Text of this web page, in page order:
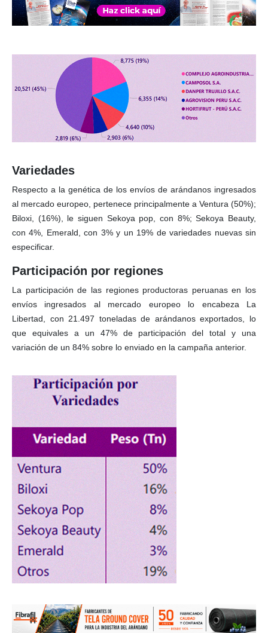
Variedades
Respecto a la genética de los envíos de arándanos ingresados
al mercado europeo, pertenece principalmente a Ventura (50%);
Biloxi, (16%), le siguen Sekoya pop, con 8%; Sekoya Beauty,
con 4%, Emerald, con 3% y un 19% de variedades nuevas sin
especificar.
Participación por regiones
La participación de las regiones productoras peruanas en los
envíos ingresados al mercado europeo lo encabeza La
Libertad, con 21.497 toneladas de arándanos exportados, lo
que equivales a un 47% de participación del total y una
variación de un 84% sobre lo enviado en la campaña anterior.